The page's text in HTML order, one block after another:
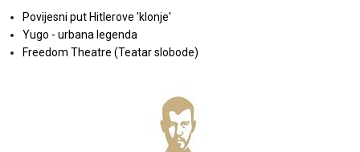
Povijesni put Hitlerove 'klonje'
Yugo - urbana legenda
Freedom Theatre (Teatar slobode)